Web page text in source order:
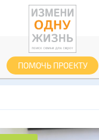
ПОМОЧЬ ПРОЕКТУ